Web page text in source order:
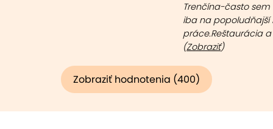
Trenčína-často
iba na popoludňajší
práce.Reštaurácia a
(Zobraziť)
Zobraziť hodnotenia (400)